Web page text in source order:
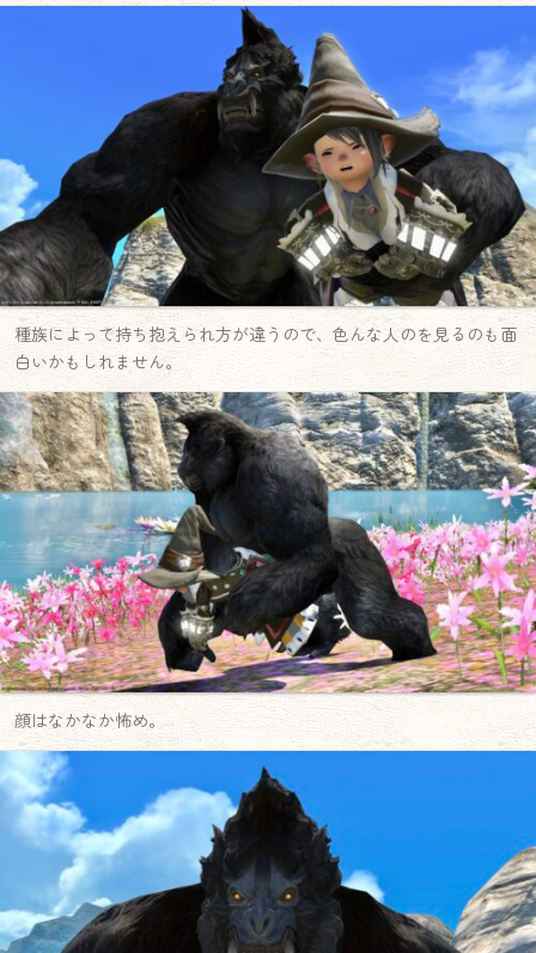
種族によって持ち抱えられ方が違うので、色んな人のを見るのも面
白いかもしれません。
顔はなかなか怖め。